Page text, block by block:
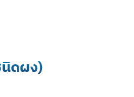
ดผง)